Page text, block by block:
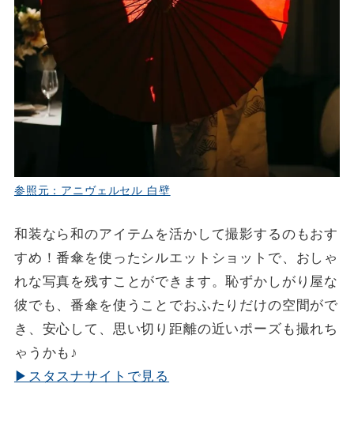
参照元：アニヴェルセル 白壁
和装なら和のアイテムを活かして撮影するのもおす
すめ！番傘を使ったシルエットショットで、おしゃ
れな写真を残すことができます。恥ずかしがり屋な
彼でも、番傘を使うことでおふたりだけの空間がで
き、安心して、思い切り距離の近いポーズも撮れち
ゃうかも♪
▶スタスナサイトで見る